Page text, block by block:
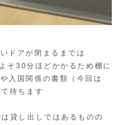
ドアが閉まるまでは
そ30分ほどかかるため棚に
入国関係の書類（今回は
待ちます
貸し出しではあるものの